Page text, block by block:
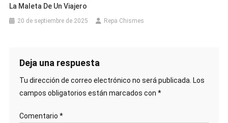
La Maleta De Un Viajero
20 de septiembre de 2025 Repa Chismes
Deja una respuesta
Tu dirección de correo electrónico no será publicada. Los
campos obligatorios están marcados con *
Comentario *